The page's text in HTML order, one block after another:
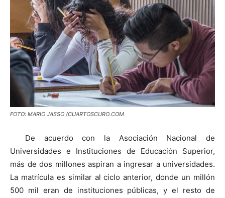
FOTO: MARIO JASSO /CUARTOSCURO.COM
De acuerdo con la Asociación Nacional de
Universidades e Instituciones de Educación Superior,
más de dos millones aspiran a ingresar a universidades.
La matrícula es similar al ciclo anterior, donde un millón
500 mil eran de instituciones públicas, y el resto de